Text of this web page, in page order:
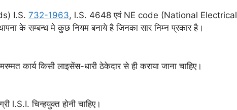
I.S. 732-1963, l.S. 4648 एवं NE code (National Electrical
के सम्बन्ध मे कुछ नियम बनाये है जिनका सार निम्न प्रकार है।
कार्य किसी लाइसेंस-धारी ठेकेदार से ही कराया जाना चाहिए।
l.S.I. चिन्हयुक्त होनी चाहिए।